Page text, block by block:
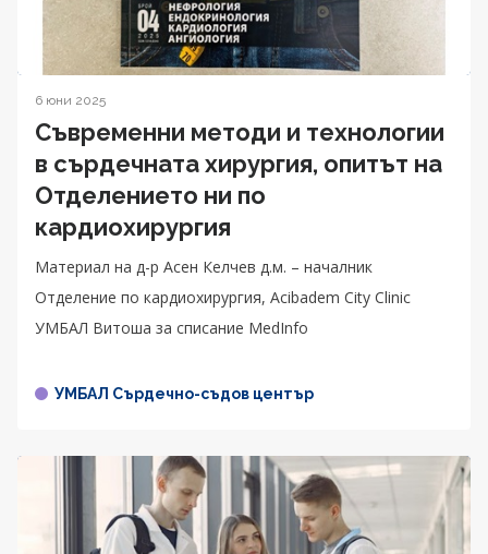
6 юни 2025
Съвременни методи и технологии
в сърдечната хирургия, опитът на
Отделението ни по
кардиохирургия
Материал на д-р Асен Келчев д.м. – началник
Отделение по кардиохирургия, Acibadem City Clinic
УМБАЛ Витоша за списание MedInfo
УМБАЛ Сърдечно-съдов център